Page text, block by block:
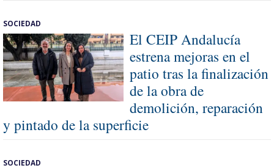
SOCIEDAD
El CEIP Andalucía
estrena mejoras en el
patio tras la finalización
de la obra de
demolición, reparación
y pintado de la superficie
SOCIEDAD